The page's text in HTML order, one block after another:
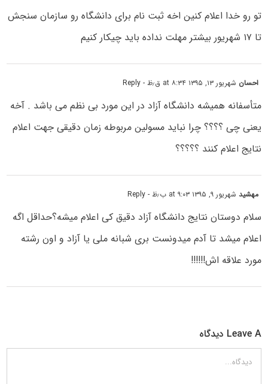
تو رو خدا اعلام کنین اخه ثبت نام برای دانشگاه رو سازمان سنجش
تا ۱۷ شهریور بیشتر مهلت نداده باید چیکار کنیم
احسان شهریور ۱۳, ۱۳۹۵ at ۸:۳۴ ق٫ظ - Reply
متأسفانه همیشه دانشگاه آزاد در این مورد بی نظم می باشد . آخه
یعنی چی ؟؟؟؟ چرا نباید مسولین مربوطه زمان دقیقی جهت اعلام
نتایج اعلام کنند ؟؟؟؟؟
مهشیدشهریور ۹, ۱۳۹۵ at ۹:۰۳ ب٫ظ - Reply
سلام دوستان نتایج دانشگاه آزاد دقیق کی اعلام میشه؟حداقل اگه
اعلام میشد تا آدم میدونست بری شبانه ملی یا آزاد و اون رشته
مورد علاقه اش!!!!!!
Leave A دیدگاه
دیدگاه